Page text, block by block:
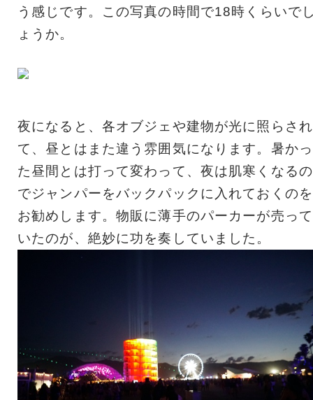
う感じです。この写真の時間で18時くらいで
ょうか。
夜になると、各オブジェや建物が光に照らされ
て、昼とはまた違う雰囲気になります。暑かっ
た昼間とは打って変わって、夜は肌寒くなるの
でジャンパーをバックパックに入れておくのを
お勧めします。物販に薄手のパーカーが売って
いたのが、絶妙に功を奏していました。